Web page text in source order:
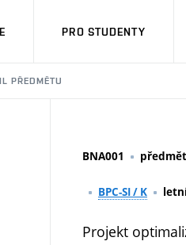
PRO STUDENTY
PŘEDMĚTU
BNA001
BPC-SI / K
Projekt